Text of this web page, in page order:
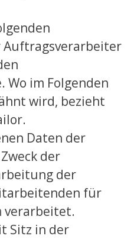
Auftragsverarbeiter
Wo im Folgenden
wird, bezieht
Daten der
der
der
für
verarbeitet.
Sitz in der